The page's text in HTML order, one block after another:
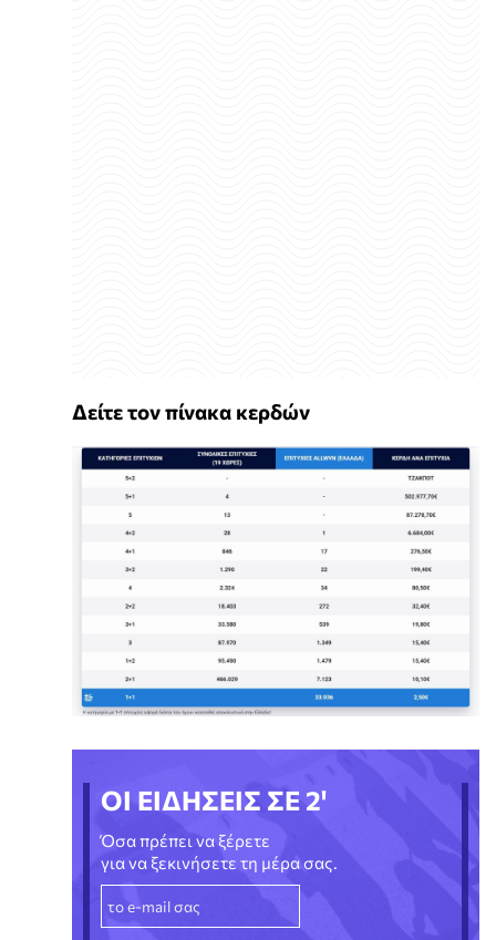
Δείτε τον πίνακα κερδών
ΟΙ ΕΙΔΗΣΕΙΣ ΣΕ 2'
Όσα πρέπει να ξέρετε
για να ξεκινήσετε τη μέρα σας.